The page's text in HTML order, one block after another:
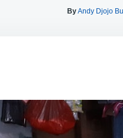
ByAndy Djojo